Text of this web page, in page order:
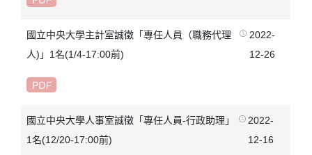
國立中央大學主計室誠徵「專任人員（職務代理
人)」1名(1/4-17:00前)
2022-
12-26
國立中央大學人事室誠徵「專任人員-行政助理」
1名(12/20-17:00前)
2022-
12-16